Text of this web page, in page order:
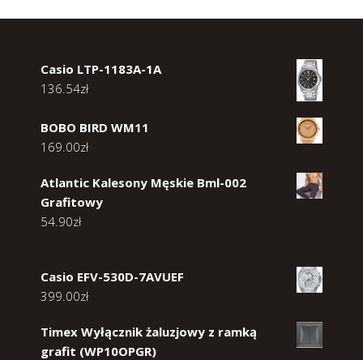
Casio LTP-1183A-1A
136.54zł
BOBO BIRD WM11
169.00zł
Atlantic Kalesony Męskie Bml-002
Grafitowy
54.90zł
Casio EFV-530D-7AVUEF
399.00zł
Timex Wyłącznik żaluzjowy z ramką
grafit (WP10OPGR)